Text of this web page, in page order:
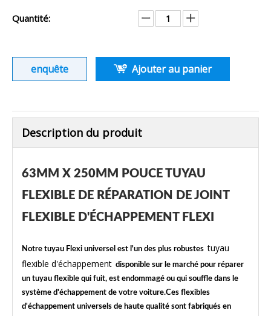
Quantité:
enquête Ajouter au panier
Description du produit
63MM X 250MM POUCE TUYAU
FLEXIBLE DE RÉPARATION DE JOINT
FLEXIBLE D'ÉCHAPPEMENT FLEXI
Notre tuyau Flexi universel est l'un des plus robustestuyau
flexible d'échappement disponible sur le marché pour réparer
un tuyau flexible qui fuit, est endommagé ou qui souffle dans le
système d'échappement de votre voiture.Ces flexibles
d'échappement universels de haute qualité sont fabriqués en